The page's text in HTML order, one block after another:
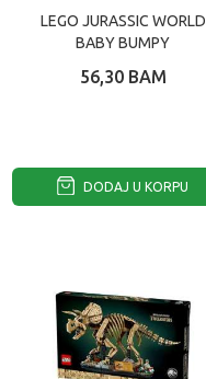
LEGO JURASSIC WORLD
BABY BUMPY
56,30 BAM
DODAJ U KORPU